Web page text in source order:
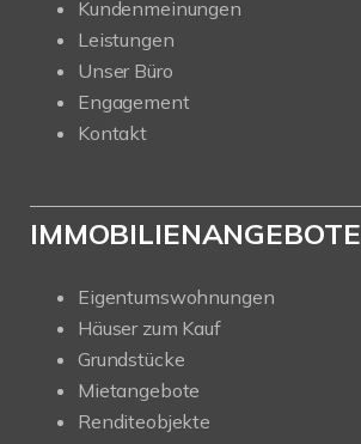
Kundenmeinungen
Leistungen
Unser Büro
Engagement
Kontakt
IMMOBILIENANGEBOTE
Eigentumswohnungen
Häuser zum Kauf
Grundstücke
Mietangebote
Renditeobjekte